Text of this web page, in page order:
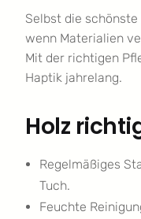
Selbst die
wenn Materialien
Mit der richtigen
Haptik jahrelang.
Holz
Regelmäßiges
Tuch.
Feuchte